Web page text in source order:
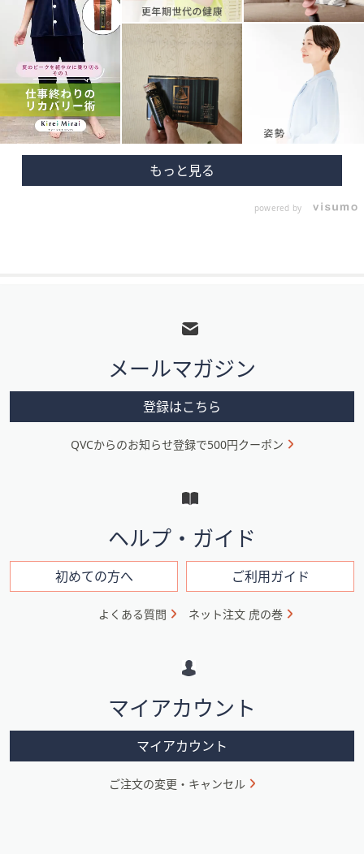
powered by
メ
ニ
ン
ン
メールマガジン
登録はこちら
QVCからのお知らせ登録で500円クーポン
ヘルプ・ガイド
初めての方へ ご利用ガイド
よくある質問 ネット注文 虎の巻
マイアカウント
マイアカウント
ご注文の変更・キャンセル